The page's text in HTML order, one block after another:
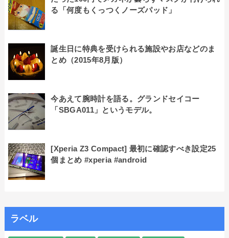
る「何度もくっつくノーズパッド」
誕生日に特典を受けられる施設やお店などのま
とめ（2015年8月版）
今あえて腕時計を語る。グランドセイコー
「SBGA011」というモデル。
[Xperia Z3 Compact] 最初に確認すべき設定25
個まとめ #xperia #android
ラベル